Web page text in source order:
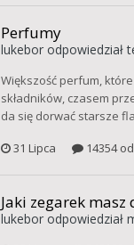
Perfumy
lukeborodpowiedział
Większość perfum,
składników, czasem
da się dorwać starsze
31 Lipca
14354
Jaki zegarek masz
lukeborodpowiedział